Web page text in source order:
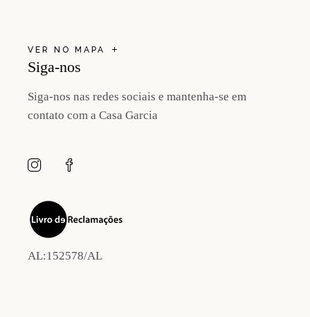
VER NO MAPA
Siga-nos
Siga-nos nas redes sociais e mantenha-se em
contato com a Casa Garcia
AL:152578/AL